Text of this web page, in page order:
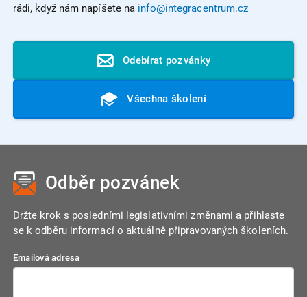
rádi, když nám napíšete na info@integracentrum.cz
Odebírat pozvánky
Všechna školení
Odběr pozvánek
Držte krok s posledními legislativními změnami a přihlaste
se k odběru informací o aktuálně připravovaných školeních.
Emailová adresa